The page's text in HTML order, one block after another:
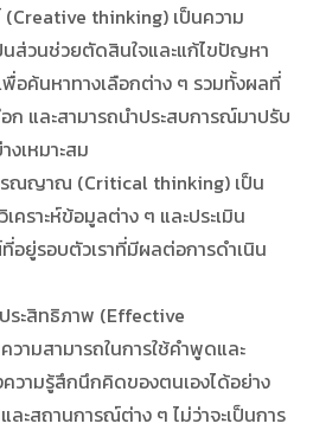
(Creative thinking) เป็นความ
นส่วนช่วยตัดสินใจและแก้ไขปัญหา
อค้นหาทางเลือกต่าง ๆ รวมทั้งผลที่
ก และสามารถนำประสบการณ์มาปรับ
งเหมาะสม
รณญาณ (Critical thinking) เป็น
คราะห์ข้อมูลต่าง ๆ และประเมิน
ยู่รอบตัวเราที่มีผลต่อการดำเนิน
ระสิทธิภาพ (Effective
ามสามารถในการใช้คำพูดและ
วามรู้สึกนึกคิดของตนเองได้อย่าง
ะสถานการณ์ต่าง ๆ ไม่ว่าจะเป็นการ